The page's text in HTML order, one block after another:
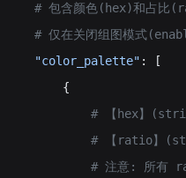
# 包含颜色(hex)和占比
# 仅在关闭组图模式
"color_palette"
: [
{
# 【hex】
# 【ratio】
# 注意: 所有